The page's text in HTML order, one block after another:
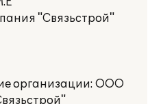
"Связьстрой"
организации: ООО